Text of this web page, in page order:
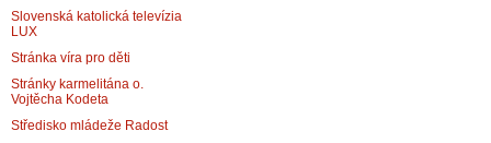
Slovenská katolická televízia
LUX
Stránka víra pro děti
Stránky karmelitána o.
Vojtěcha Kodeta
Středisko mládeže Radost